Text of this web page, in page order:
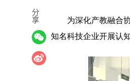
为深化产教融合
知名科技企业开展认
分
享